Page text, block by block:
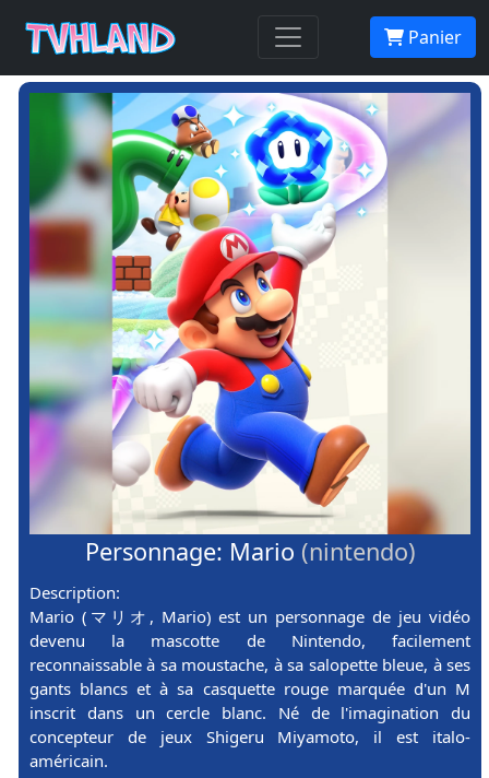
Panier
Personnage: Mario (nintendo)
Description:
Mario (マリオ, Mario) est un personnage de jeu vidéo
devenu la mascotte de Nintendo, facilement
reconnaissable à sa moustache, à sa salopette bleue, à ses
gants blancs et à sa casquette rouge marquée d'un M
inscrit dans un cercle blanc. Né de l'imagination du
concepteur de jeux Shigeru Miyamoto, il est italo-
américain.